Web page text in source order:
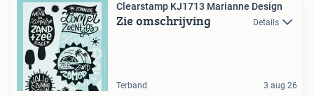
Clearstamp KJ1713 Marianne Design
Zie omschrijving Details
Terband 3 aug 26